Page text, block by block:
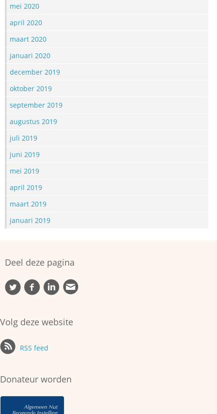
mei 2020
april 2020
maart 2020
januari 2020
december 2019
oktober 2019
september 2019
augustus 2019
juli 2019
juni 2019
mei 2019
april 2019
maart 2019
januari 2019
Deel deze pagina
Volg deze website
RSS feed
Donateur worden